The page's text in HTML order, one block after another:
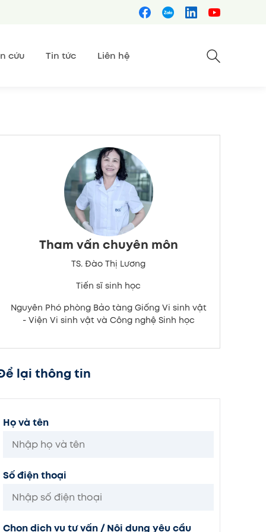
cứu Tin tức Liên hệ
Tham vấn chuyên môn
TS. Đào Thị Lương
Tiến sĩ sinh học
Nguyên Phó phòng Bảo tàng Giống Vi sinh vật
- Viện Vi sinh vật và Công nghệ Sinh học
lại thông tin
Họ và tên
Số điện thoại
Chọn dịch vụ tư vấn / Nội dung yêu cầu